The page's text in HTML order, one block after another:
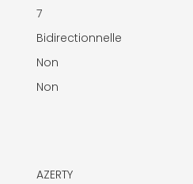
7
Bidirectionnelle
Non
Non
AZERTY